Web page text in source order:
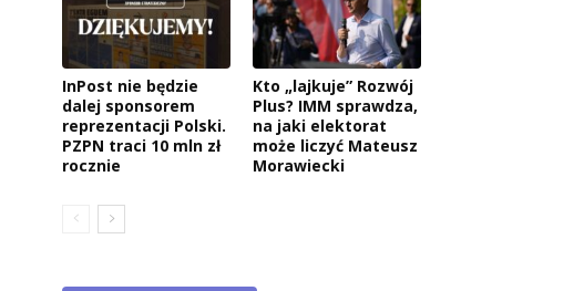
InPost nie będzie
dalej sponsorem
reprezentacji Polski.
PZPN traci 10 mln zł
rocznie
Kto „lajkuje” Rozwój
Plus? IMM sprawdza,
na jaki elektorat
może liczyć Mateusz
Morawiecki